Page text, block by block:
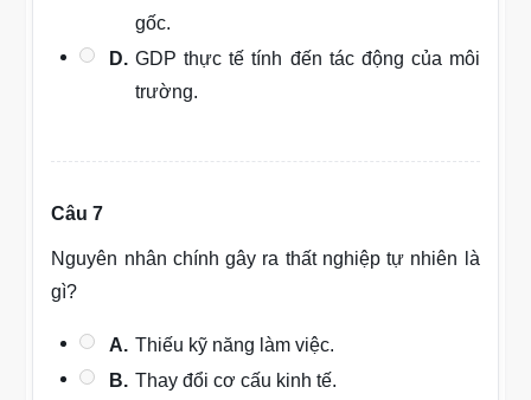
gốc.
D. GDP thực tế tính đến tác động của môi
trường.
Câu 7
Nguyên nhân chính gây ra thất nghiệp tự nhiên là
gì?
A. Thiếu kỹ năng làm việc.
B. Thay đổi cơ cấu kinh tế.